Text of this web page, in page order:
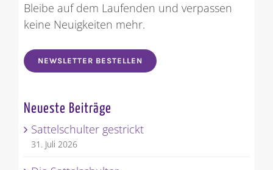
Bleibe auf dem Laufenden und verpassen
keine Neuigkeiten mehr.
NEWSLETTER BESTELLEN
Neueste Beiträge
Sattelschulter gestrickt
31. Juli 2026